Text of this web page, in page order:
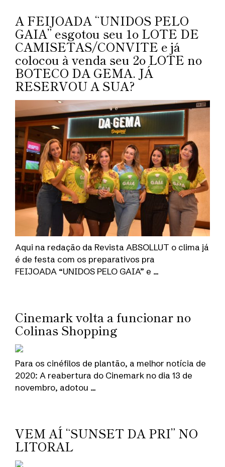
A FEIJOADA “UNIDOS PELO
GAIA” esgotou seu 1º LOTE DE
CAMISETAS/CONVITE e já
colocou à venda seu 2º LOTE no
BOTECO DA GEMA. JÁ
RESERVOU A SUA?
Aqui na redação da Revista ABSOLLUT o clima já
é de festa com os preparativos pra
FEIJOADA “UNIDOS PELO GAIA” e …
Cinemark volta a funcionar no
Colinas Shopping
Para os cinéfilos de plantão, a melhor notícia de
2020: A reabertura do Cinemark no dia 13 de
novembro, adotou …
VEM AÍ “SUNSET DA PRI” NO
LITORAL